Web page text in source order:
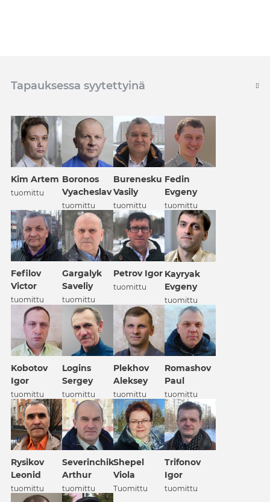
Tapauksessa syytettyinä
Kim Artem
tuomittu
Boronos
Vyacheslav
tuomittu
Burenesku
Vasily
tuomittu
Fedin
Evgeny
tuomittu
Fefilov
Victor
tuomittu
Gargalyk
Saveliy
tuomittu
Petrov Igor
tuomittu
Kayryak
Evgeny
tuomittu
Kobotov
Igor
tuomittu
Logins
Sergey
tuomittu
Plekhov
Aleksey
tuomittu
Romashov
Paul
tuomittu
Rysikov
Leonid
tuomittu
Severinchik
Arthur
tuomittu
Shepel
Viola
Tuomittu
Trifonov
Igor
tuomittu